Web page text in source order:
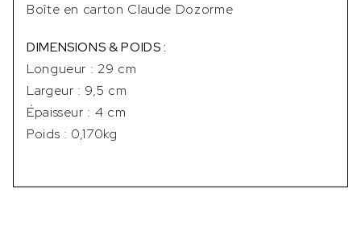
Boîte en carton Claude Dozorme
DIMENSIONS & POIDS :
Longueur : 29 cm
Largeur : 9,5 cm
Épaisseur : 4 cm
Poids : 0,170kg